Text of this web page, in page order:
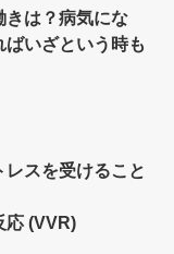
きは？病気にな
ばいざという時も
スを受けること
応 (VVR)